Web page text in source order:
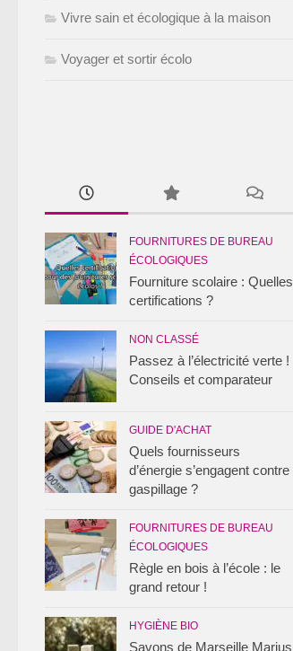
Vivre sain et écologique à la maison
Voyager et sortir écolo
FOURNITURES DE BUREAU
ÉCOLOGIQUES
Fourniture scolaire : Quelles
certifications ?
NON CLASSÉ
Passez à l’électricité verte !
Conseils et comparateur
GUIDE D'ACHAT
Quels fournisseurs
d’énergie s’engagent contre
gaspillage ?
FOURNITURES DE BUREAU
ÉCOLOGIQUES
Règle en bois à l’école : le
grand retour !
HYGIÈNE BIO
Savons de Marseille Marius